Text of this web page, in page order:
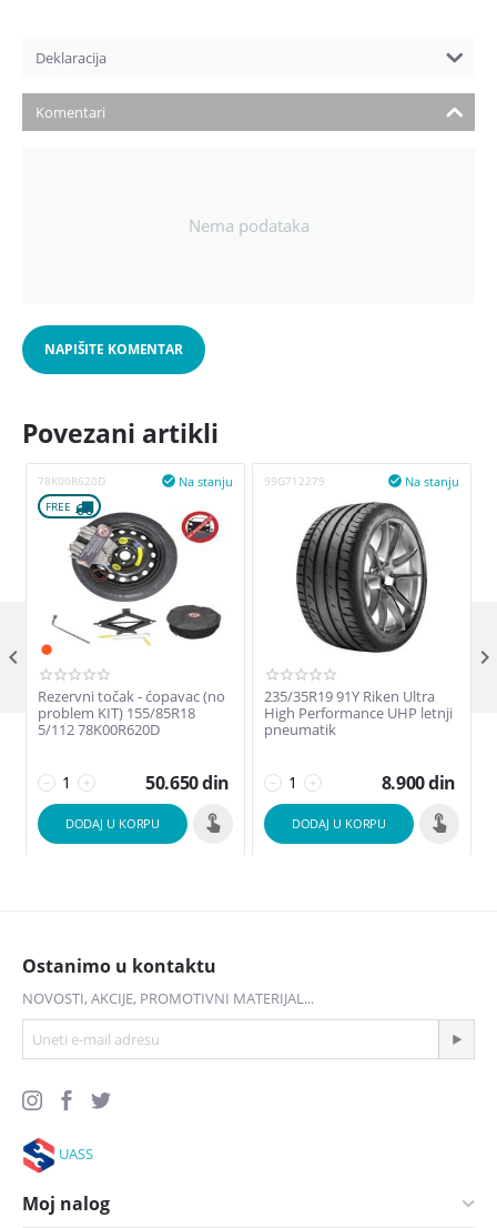
Deklaracija
Komentari
Nema podataka
NAPIŠITE KOMENTAR
Povezani artikli
78K00R620D Na stanju

FREE
Rezervni točak - ćopavac (no
problem KIT) 155/85R18
5/112 78K00R620D
+
− 50.650din
DODAJ U KORPU
99G712279 Na stanju

235/35R19 91Y Riken Ultra
High Performance UHP letnji
pneumatik
+
− 8.900din
DODAJ U KORPU
 
Ostanimo u kontaktu
NOVOSTI, AKCIJE, PROMOTIVNI MATERIJAL...
UASS
Moj nalog